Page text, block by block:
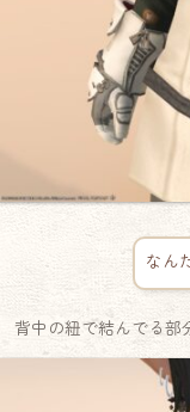
なん
背中の紐で結んでる部